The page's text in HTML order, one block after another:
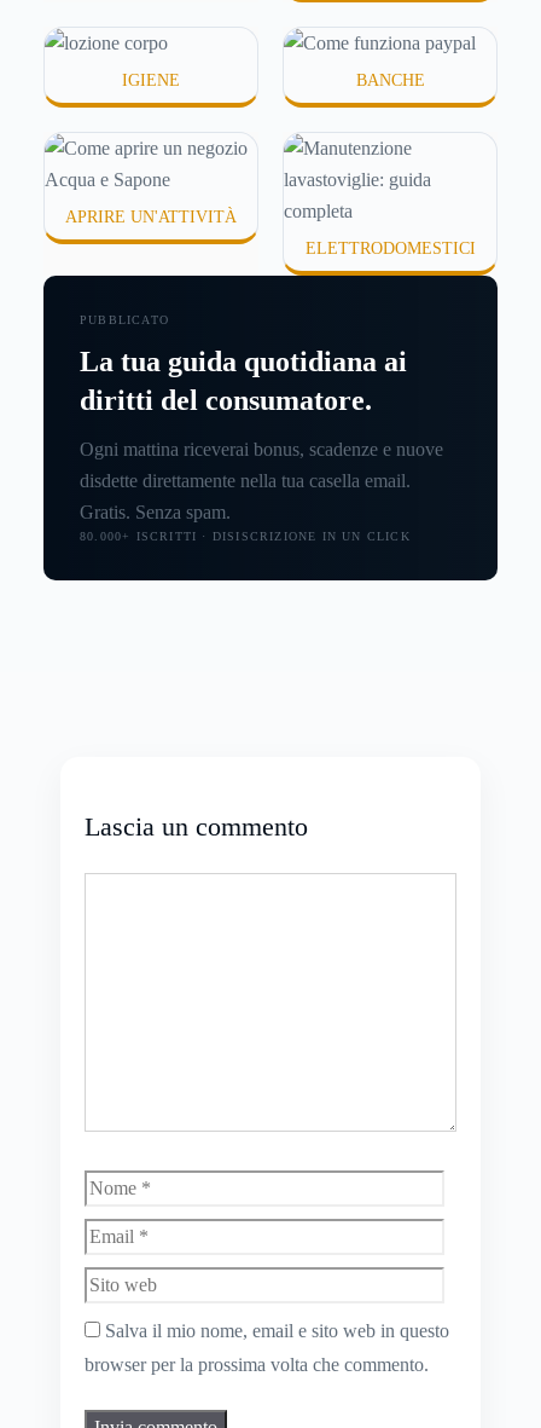
IGIENE BANCHE
APRIRE UN'ATTIVITÀ
ELETTRODOMESTICI
PUBBLICATO
La tua guida quotidiana ai
diritti del consumatore.
Ogni mattina riceverai bonus, scadenze e nuove
disdette direttamente nella tua casella email.
Gratis. Senza spam.
80.000+ ISCRITTI · DISISCRIZIONE IN UN CLICK
Lascia un commento
Nome
web
Salva il mio nome, email e sito web in questo
browser per la prossima volta che commento.